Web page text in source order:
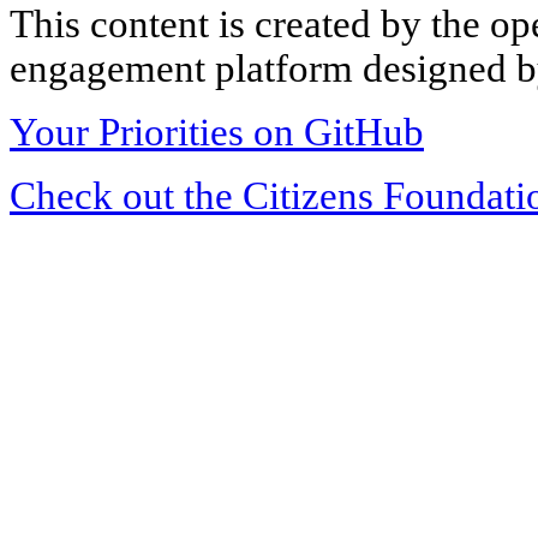
This content is created by the
engagement platform designed
Your Priorities on GitHub
Check out the Citizens